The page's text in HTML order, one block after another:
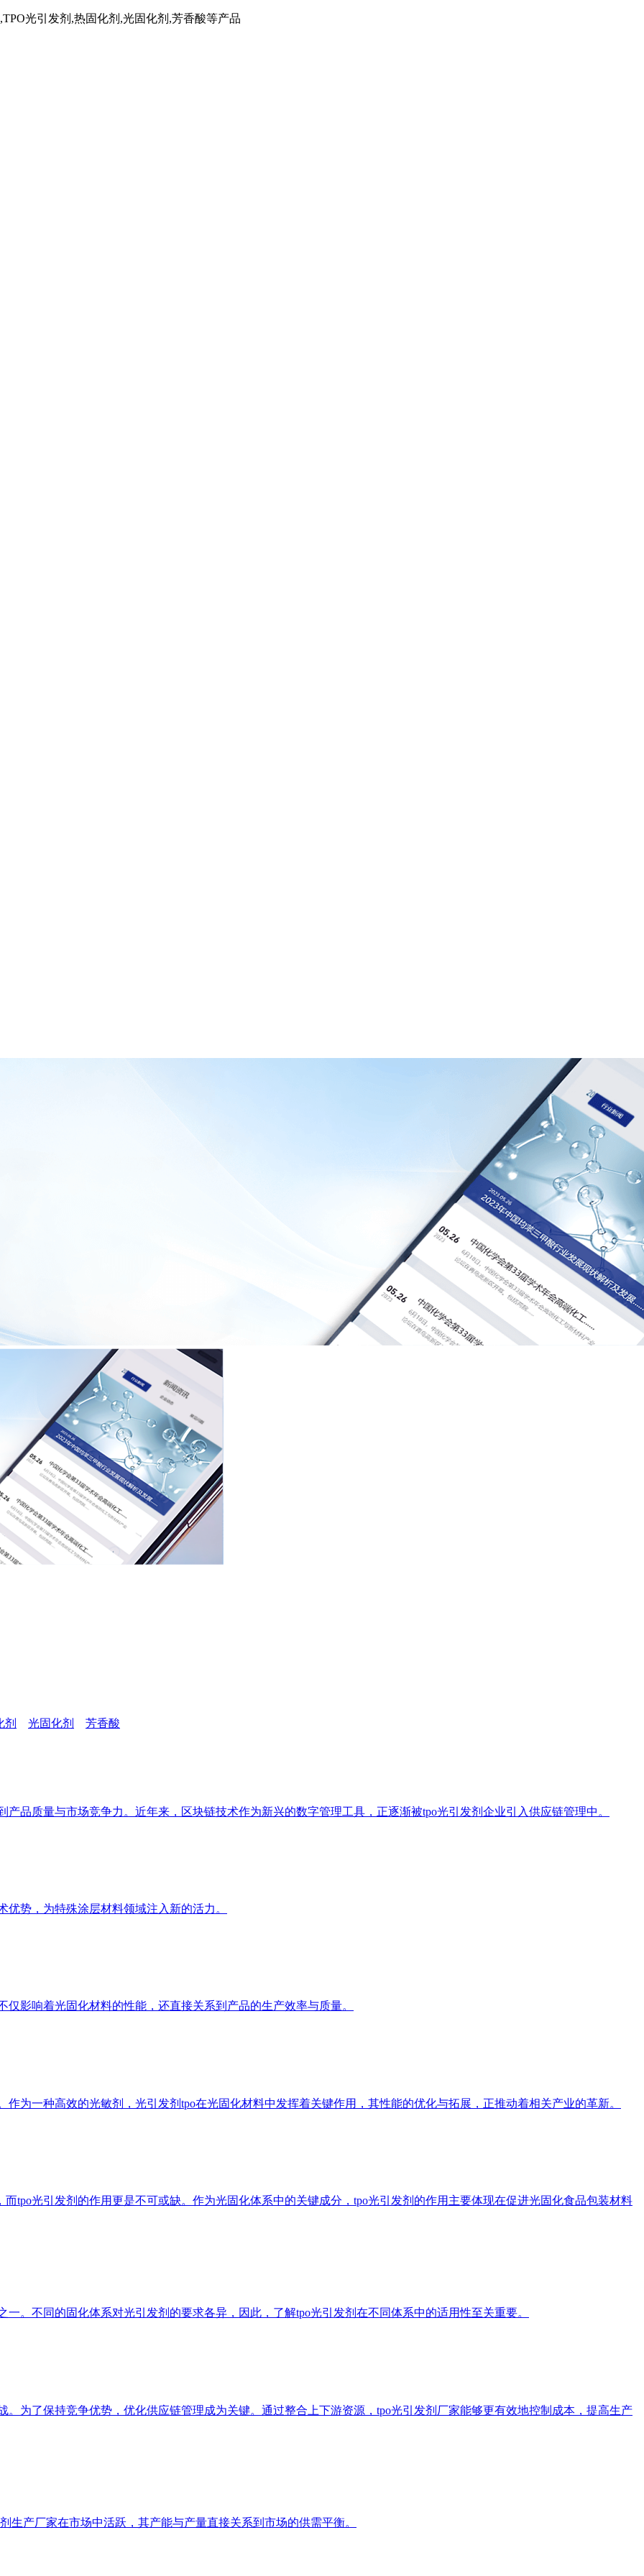
光引发剂,热固化剂,光固化剂,芳香酸等产品
剂 光固化剂 芳香酸
品质量与市场竞争力。近年来，区块链技术作为新兴的数字管理工具，正逐渐被tpo光引发剂企业引入供应链管理中。
势，为特殊涂层材料领域注入新的活力。
影响着光固化材料的性能，还直接关系到产品的生产效率与质量。
为一种高效的光敏剂，光引发剂tpo在光固化材料中发挥着关键作用，其性能的优化与拓展，正推动着相关产业的革新。
tpo光引发剂的作用更是不可或缺。作为光固化体系中的关键成分，tpo光引发剂的作用主要体现在促进光固化食品包装材料
。不同的固化体系对光引发剂的要求各异，因此，了解tpo光引发剂在不同体系中的适用性至关重要。
为了保持竞争优势，优化供应链管理成为关键。通过整合上下游资源，tpo光引发剂厂家能够更有效地控制成本，提高生产
生产厂家在市场中活跃，其产能与产量直接关系到市场的供需平衡。